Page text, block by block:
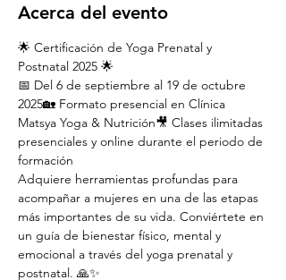
Acerca del evento
🌟 Certificación de Yoga Prenatal y
Postnatal 2025 🌟
📅 Del 6 de septiembre al 19 de octubre
2025🏡 Formato presencial en Clínica
Matsya Yoga & Nutrición🎥 Clases ilimitadas
presenciales y online durante el periodo de
formación
Adquiere herramientas profundas para
acompañar a mujeres en una de las etapas
más importantes de su vida. Conviértete en
un guía de bienestar físico, mental y
emocional a través del yoga prenatal y
postnatal. 🙏✨